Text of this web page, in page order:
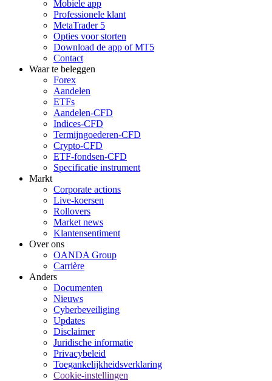
Mobiele app
Professionele klant
MetaTrader 5
Opties voor storten
Download de app of MT5
Contact
Waar te beleggen
Forex
Aandelen
ETFs
Aandelen-CFD
Indices-CFD
Termijngoederen-CFD
Crypto-CFD
ETF-fondsen-CFD
Specificatie instrument
Markt
Corporate actions
Live-koersen
Rollovers
Market news
Klantensentiment
Over ons
OANDA Group
Carrière
Anders
Documenten
Nieuws
Cyberbeveiliging
Updates
Disclaimer
Juridische informatie
Privacybeleid
Toegankelijkheidsverklaring
Cookie-instellingen